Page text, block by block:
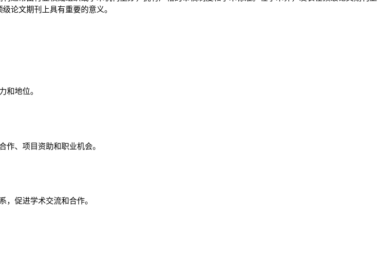
论文期刊上具有重要的意义。
和地位。
作、项目资助和职业机会。
，促进学术交流和合作。